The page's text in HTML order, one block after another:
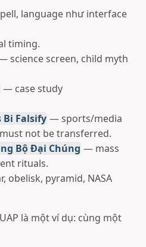
language như interface
timing.
science screen, child myth
— case study
Bi Falsify — sports/media
not be transferred.
Bộ Đại Chúng — mass
rituals.
obelisk, pyramid, NASA
là một ví dụ: cùng một